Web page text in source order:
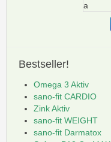
Bestseller!
Omega 3 Aktiv
sano-fit CARDIO
Zink Aktiv
sano-fit WEIGHT
sano-fit Darmatox